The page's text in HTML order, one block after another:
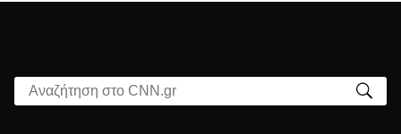
Αναζήτηση στο CNN.gr